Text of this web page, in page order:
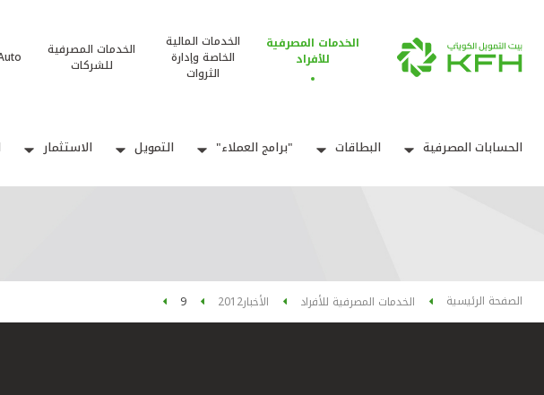
الخدمات المصرفية
للأفراد
الخدمات المالية
الخاصة وإدارة
الثروات
الخدمات المصرفية
للشركات
الحسابات المصرفية البطاقات "برامج العملاء" التمويل الاستثمار
الصفحة الرئيسية الخدمات المصرفية للأفراد الأخبار2012
9